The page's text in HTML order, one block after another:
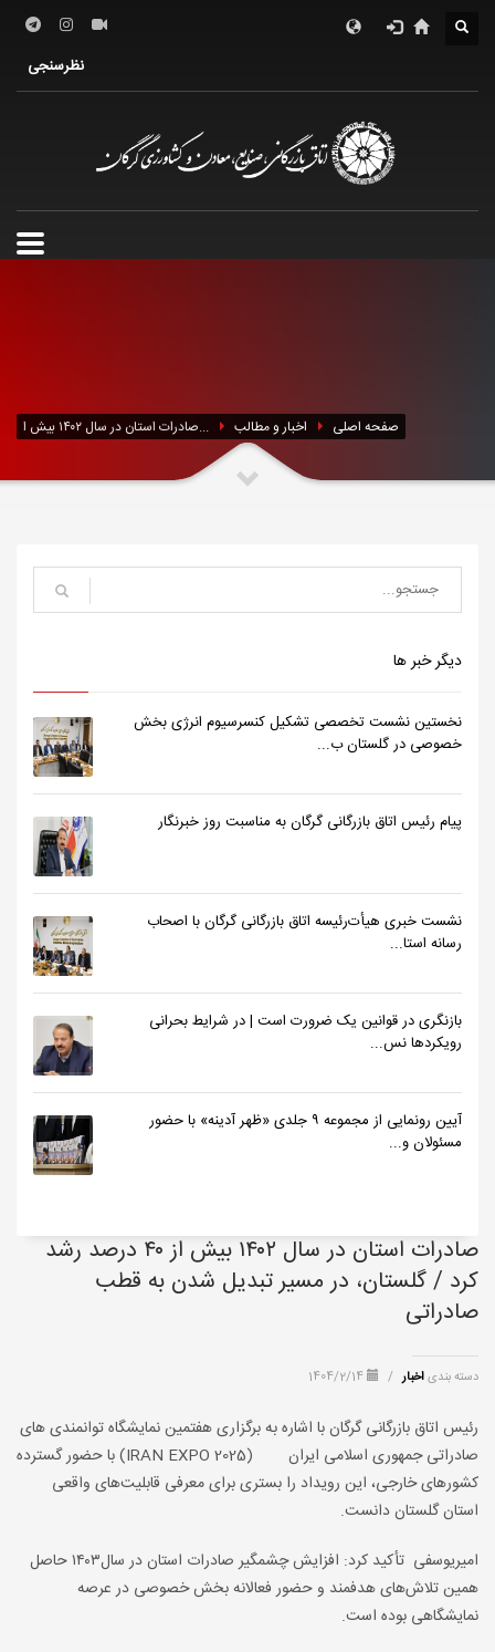
درباره اتاق
معرفی استان
نظرسنجی
صادرات استان در سال ۱۴۰۲ بیش ا... اخبار و مطالب صفحه اصلی
دیگر خبر ها
نخستین نشست تخصصی تشکیل کنسرسیوم انرژی بخش
خصوصی در گلستان ب...
پیام رئیس اتاق بازرگانی گرگان به مناسبت روز خبرنگار
نشست خبری هیأت‌رئیسه اتاق بازرگانی گرگان با اصحاب
رسانه استا...
بازنگری در قوانین یک ضرورت است | در شرایط بحرانی
رویکردها نس...
آیین رونمایی از مجموعه ۹ جلدی «ظهر آدینه» با حضور
مسئولان و...
صادرات استان در سال ۱۴۰۲ بیش از ۴۰ درصد رشد
کرد / گلستان، در مسیر تبدیل شدن به قطب
صادراتی
دسته بندیاخبار /
رئیس اتاق بازرگانی گرگان با اشاره به برگزاری هفتمین نمایشگاه توانمندی های
صادراتی جمهوری اسلامی ایران (IRAN EXPO 2025) با حضور گسترده
کشورهای خارجی، این رویداد را بستری برای معرفی قابلیت‌های واقعی
استان گلستان دانست.
امیریوسفی تأکید کرد: افزایش چشمگیر صادرات استان در سال۱۴۰۳ حاصل
همین تلاش‌های هدفمند و حضور فعالانه بخش خصوصی در عرصه
نمایشگاهی بوده است.